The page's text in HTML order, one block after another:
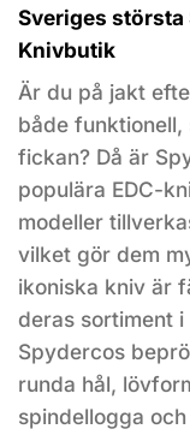
Sveriges
Knivbutik
Är du på jakt
både
fickan? Då är
populära EDC-
modeller
vilket gör dem
ikoniska kniv är
deras sortiment
Spydercos
runda hål,
spindellogga